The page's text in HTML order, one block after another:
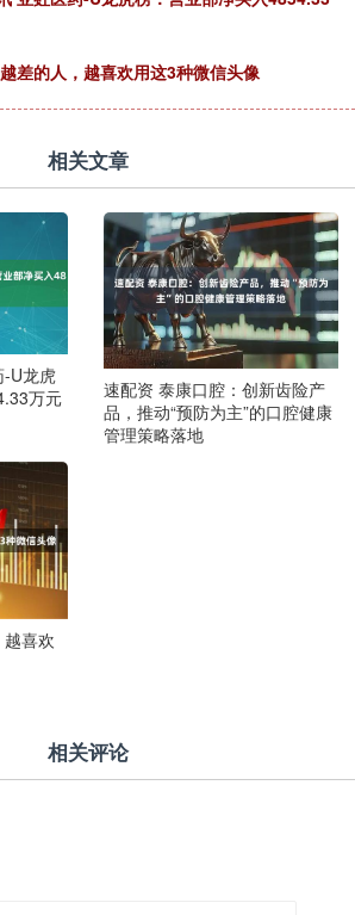
差的人，越喜欢用这3种微信头像
相关文章
-U龙虎
万元
速配资 泰康口腔：创新齿险产
品，推动“预防为主”的口腔健康
管理策略落地
喜欢
相关评论